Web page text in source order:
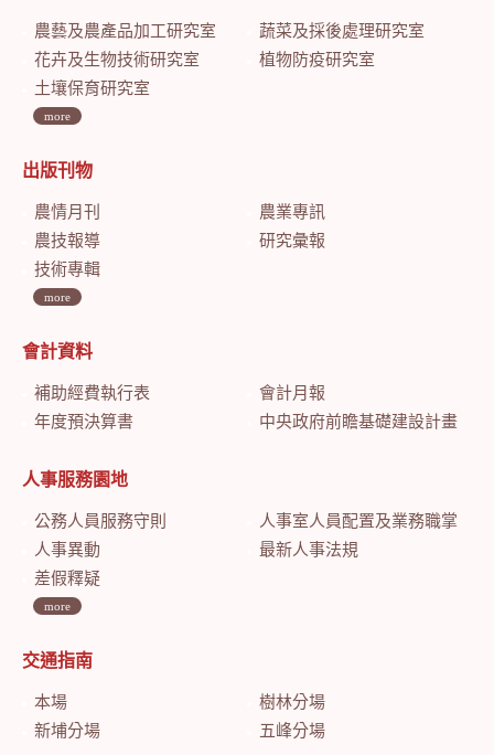
農藝及農產品加工研究室
蔬菜及採後處理研究室
花卉及生物技術研究室
植物防疫研究室
土壤保育研究室
more
出版刊物
農情月刊
農業專訊
農技報導
研究彙報
技術專輯
more
會計資料
補助經費執行表
會計月報
年度預決算書
中央政府前瞻基礎建設計畫特別預算會計月報
人事服務園地
公務人員服務守則
人事室人員配置及業務職掌
人事異動
最新人事法規
差假釋疑
more
交通指南
本場
樹林分場
新埔分場
五峰分場